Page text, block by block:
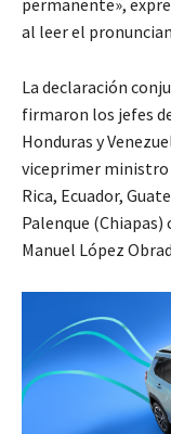
al leer el
La declaración
firmaron los jefes
Honduras y
viceprimer ministro
Rica, Ecuador,
Palenque
Manuel López